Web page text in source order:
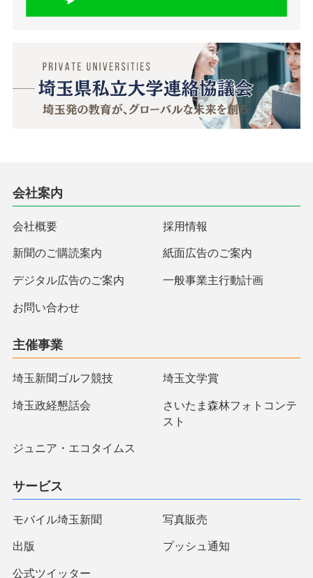
会社案内
会社概要 採用情報
新聞のご購読案内 紙面広告のご案内
デジタル広告のご案内 一般事業主行動計画
お問い合わせ
主催事業
埼玉新聞ゴルフ競技 埼玉文学賞
埼玉政経懇話会
さいたま森林フォトコンテ
スト
ジュニア・エコタイムス
サービス
モバイル埼玉新聞 写真販売
出版 プッシュ通知
公式ツイッター